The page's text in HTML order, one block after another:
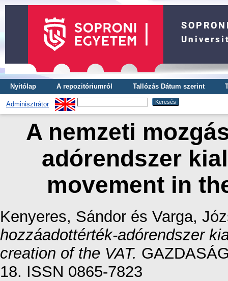
Nyitólap A repozitóriumról Tallózás Dátum szerint
Adminisztrátor
A nemzeti
adórendszer
movement in
Kenyeres, Sándor és Varga,
hozzáadottérték-adórendszer
creation of the VAT.
18. ISSN 0865-7823